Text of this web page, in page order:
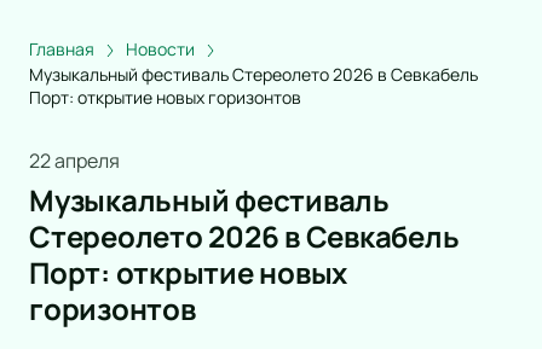
ПОДАРОЧНЫЕ
СЕРТИФИКАТЫ
Другое
Детям
Главная
Новости
Музыкальный фестиваль Стереолето 2026 в Севкабель
Порт: открытие новых горизонтов
22 апреля
Музыкальный фестиваль
Стереолето 2026 в Севкабель
Порт: открытие новых
горизонтов